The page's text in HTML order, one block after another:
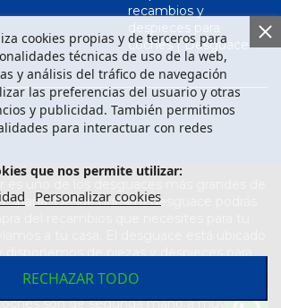
recambios y
despieces para
coches | Desguace
cookies propias y de terceros para
técnicas de uso de la web,
y análisis del tráfico de navegación
las preferencias del usuario y otras
y publicidad. También permitimos
para interactuar con redes
que nos permite utilizar:
Personalizar cookies
RECHAZAR TODO
Desde nuestro desguace podrás
disponemos de piezas y despieces para
de vehículos. Compra el recambio que
tu coche en nuestro desguace. Los
son de segunda mano a muy buen